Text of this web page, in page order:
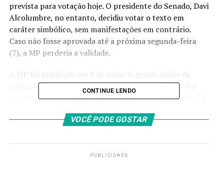
prevista para votação hoje. O presidente do Senado, Davi
Alcolumbre, no entanto, decidiu votar o texto em
caráter simbólico, sem manifestações em contrário.
Caso não fosse aprovada até a próxima segunda-feira
(7), a MP perderia a validade.
Câmara dos Deputados, apenas R$ 1,4 bilhão do total
previsto foi empenhado (autorizado) até o momento. Já
milhões. Caso a MP não tivesse sido aprovada pelo
impossibilitado de ser utilizado.
CONTINUE LENDO
VOCÊ PODE GOSTAR
PUBLICIDADE